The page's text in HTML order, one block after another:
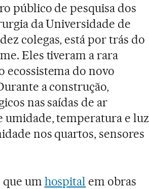
público de pesquisa dos
da Universidade de
colegas, está por trás do
Eles tiveram a rara
ecossistema do novo
a construção,
nas saídas de ar
umidade, temperatura e luz
nos quartos, sensores
um hospital em obras